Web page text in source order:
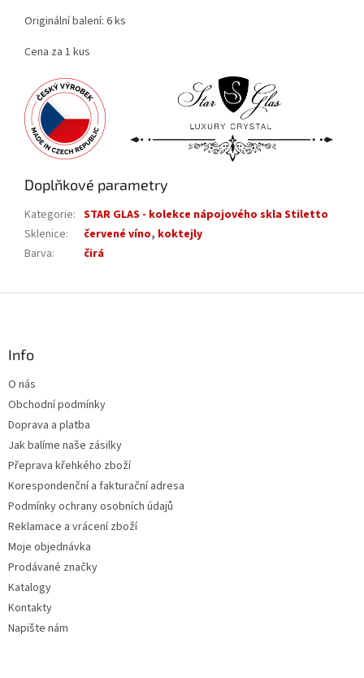
Originální balení: 6 ks
Cena za 1 kus
Doplňkové parametry
Kategorie: STAR GLAS - kolekce nápojového skla Stiletto
Sklenice: červené víno, koktejly
Barva: čirá
Info
O nás
Obchodní podmínky
Doprava a platba
Jak balíme naše zásilky
Přeprava křehkého zboží
Korespondenční a fakturační adresa
Podmínky ochrany osobních údajů
Reklamace a vrácení zboží
Moje objednávka
Prodávané značky
Katalogy
Kontakty
Napište nám